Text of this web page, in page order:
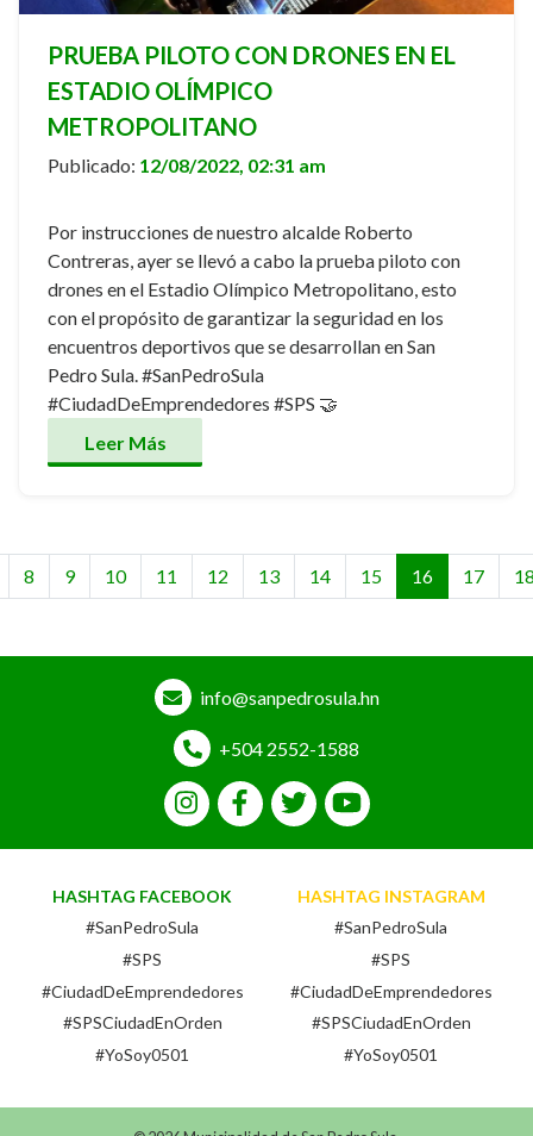
PRUEBA PILOTO CON DRONES EN EL
ESTADIO OLÍMPICO
METROPOLITANO
Publicado: 12/08/2022, 02:31 am
Por instrucciones de nuestro alcalde Roberto
Contreras, ayer se llevó a cabo la prueba piloto con
drones en el Estadio Olímpico Metropolitano, esto
con el propósito de garantizar la seguridad en los
encuentros deportivos que se desarrollan en San
Pedro Sula. #SanPedroSula
#CiudadDeEmprendedores #SPS 🤝
Leer Más
8 9 10 11 12 13 14 15 16 17
info@sanpedrosula.hn
+504 2552-1588
HASHTAG FACEBOOK
#SanPedroSula
#SPS
#CiudadDeEmprendedores
#SPSCiudadEnOrden
#YoSoy0501
HASHTAG INSTAGRAM
#SanPedroSula
#SPS
#CiudadDeEmprendedores
#SPSCiudadEnOrden
#YoSoy0501